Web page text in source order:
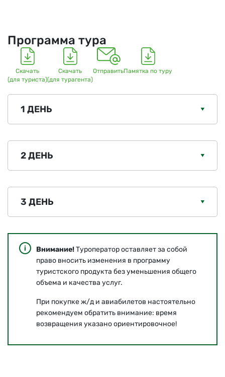
Программа тура
Скачать
(для туриста)
Скачать
(для турагента)
ОтправитьПамятка по туру
1 ДЕНЬ
2 ДЕНЬ
3 ДЕНЬ
Внимание!Туроператор оставляет за собой
право вносить изменения в программу
туристского продукта без уменьшения общего
объема и качества услуг.
При покупке ж/д и авиабилетов настоятельно
рекомендуем обратить внимание: время
возвращения указано ориентировочное!